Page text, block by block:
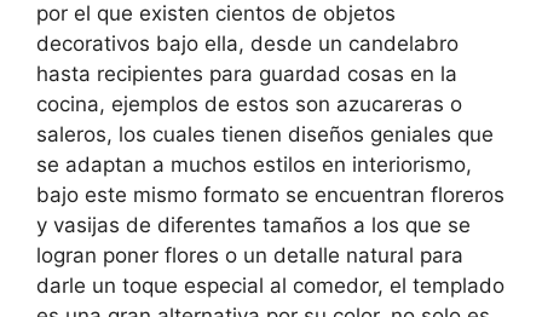
por el que existen cientos de objetos
decorativos bajo ella, desde un candelabro
hasta recipientes para guardad cosas en la
cocina, ejemplos de estos son azucareras o
saleros, los cuales tienen diseños geniales que
se adaptan a muchos estilos en interiorismo,
bajo este mismo formato se encuentran floreros
y vasijas de diferentes tamaños a los que se
logran poner flores o un detalle natural para
darle un toque especial al comedor, el templado